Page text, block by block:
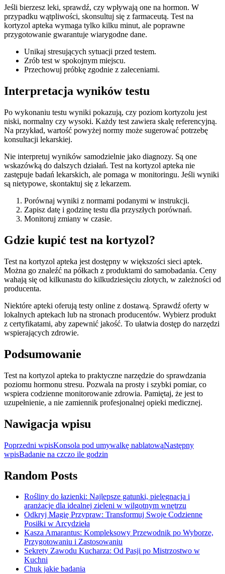
Jeśli bierzesz leki, sprawdź, czy wpływają one na hormon. W
przypadku wątpliwości, skonsultuj się z farmaceutą. Test na
kortyzol apteka wymaga tylko kilku minut, ale poprawne
przygotowanie gwarantuje wiarygodne dane.
Unikaj stresujących sytuacji przed testem.
Zrób test w spokojnym miejscu.
Przechowuj próbkę zgodnie z zaleceniami.
Interpretacja wyników testu
Po wykonaniu testu wyniki pokazują, czy poziom kortyzolu jest
niski, normalny czy wysoki. Każdy test zawiera skalę referencyjną.
Na przykład, wartość powyżej normy może sugerować potrzebę
konsultacji lekarskiej.
Nie interpretuj wyników samodzielnie jako diagnozy. Są one
wskazówką do dalszych działań. Test na kortyzol apteka nie
zastępuje badań lekarskich, ale pomaga w monitoringu. Jeśli wyniki
są nietypowe, skontaktuj się z lekarzem.
Porównaj wyniki z normami podanymi w instrukcji.
Zapisz datę i godzinę testu dla przyszłych porównań.
Monitoruj zmiany w czasie.
Gdzie kupić test na kortyzol?
Test na kortyzol apteka jest dostępny w większości sieci aptek.
Można go znaleźć na półkach z produktami do samobadania. Ceny
wahają się od kilkunastu do kilkudziesięciu złotych, w zależności od
producenta.
Niektóre apteki oferują testy online z dostawą. Sprawdź oferty w
lokalnych aptekach lub na stronach producentów. Wybierz produkt
z certyfikatami, aby zapewnić jakość. To ułatwia dostęp do narzędzi
wspierających zdrowie.
Podsumowanie
Test na kortyzol apteka to praktyczne narzędzie do sprawdzania
poziomu hormonu stresu. Pozwala na prosty i szybki pomiar, co
wspiera codzienne monitorowanie zdrowia. Pamiętaj, że jest to
uzupełnienie, a nie zamiennik profesjonalnej opieki medicznej.
Nawigacja wpisu
Poprzedni wpisKonsola pod umywalkę nablatowąNastępny
wpisBadanie na czczo ile godzin
Random Posts
Rośliny do łazienki: Najlepsze gatunki, pielęgnacja i
aranżacje dla idealnej zieleni w wilgotnym wnętrzu
Odkryj Magię Przypraw: Transformuj Swoje Codzienne
Posiłki w Arcydzieła
Kasza Amarantus: Kompleksowy Przewodnik po Wyborze,
Przygotowaniu i Zastosowaniu
Sekrety Zawodu Kucharza: Od Pasji po Mistrzostwo w
Kuchni
Chuk jakie badania